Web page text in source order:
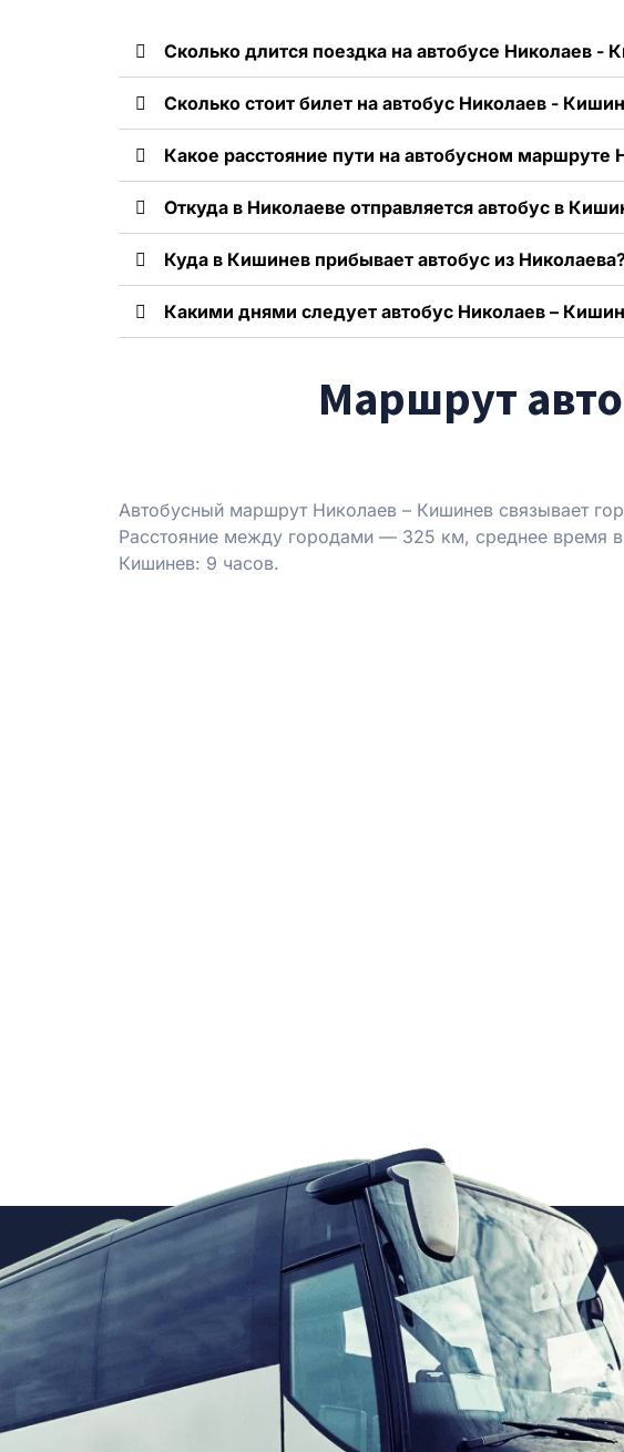
Сколько длится поездка на автобусе Николаев -
Сколько стоит билет на автобус Николаев -
Какое расстояние пути на автобусном маршруте
Откуда в Николаеве отправляется автобус в
Куда в Кишинев прибывает автобус из
Какими днями следует автобус Николаев –
Маршрут
Автобусный маршрут Николаев – Кишинев связывает
Расстояние между городами — 325 км, среднее время
Кишинев: 9 часов.